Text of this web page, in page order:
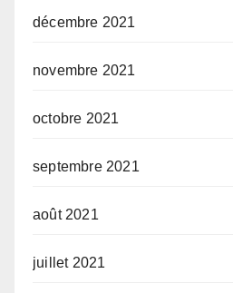
décembre 2021
novembre 2021
octobre 2021
septembre 2021
août 2021
juillet 2021